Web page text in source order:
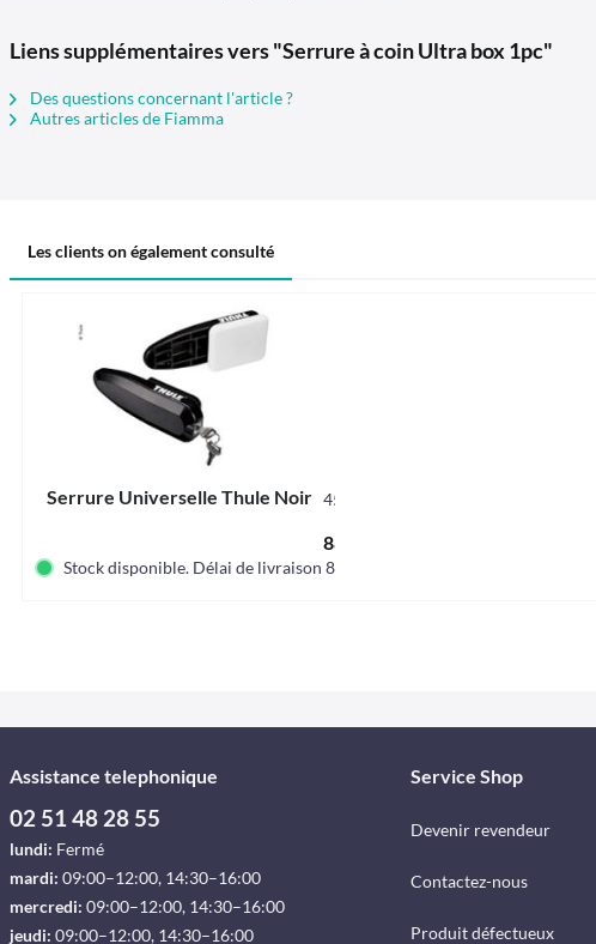
Liens supplémentaires vers "Serrure à coin Ultra box 1pc"
Des questions concernant l'article ?
Autres articles de Fiamma
Les clients on également consulté
Serrure Universelle Thule Noir 45725
88,00 € *
Stock disponible. Délai de livraison 8-12 jours
Assistance telephonique
02 51 48 28 55
lundi: Fermé
mardi: 09:00–12:00, 14:30–16:00
mercredi: 09:00–12:00, 14:30–16:00
jeudi: 09:00–12:00, 14:30–16:00
Service Shop
Devenir revendeur
Contactez-nous
Produit défectueux